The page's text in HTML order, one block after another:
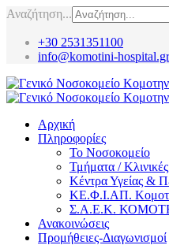
Αναζήτηση...
+30 2531351100
info@komotini-hospital.gr
Αρχική
Πληροφορίες
Το Νοσοκομείο
Τμήματα / Κλινικές
Κέντρα Υγείας &
ΚΕ.Φ.Ι.ΑΠ.
Σ.Α.Ε.Κ.
Ανακοινώσεις
Προμήθειες-Διαγωνισμοί